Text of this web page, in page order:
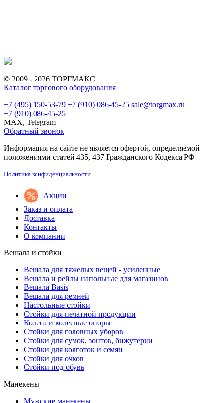
© 2009 - 2026 ТОРГМАКС.
Каталог торгового оборудования
+7 (495) 150-53-79 +7 (910) 086-45-25 sale@torgmax.ru
+7 (910) 086-45-25
MAX, Telegram
Обратный звонок
Информация на сайте не является офертой, определяемой
положениями статей 435, 437 Гражданского Кодекса РФ
Политика конфиденциальности
Акции
Заказ и оплата
Доставка
Контакты
О компании
Вешала и стойки
Вешала для тяжелых вещей - усиленные
Вешала и рейлы напольные для магазинов
Вешала Basis
Вешала для ремней
Настольные стойки
Стойки для печатной продукции
Колеса и колесные опоры
Стойки для головных уборов
Стойки для сумок, зонтов, бижутерии
Стойки для колготок и семян
Стойки для очков
Стойки под обувь
Манекены
Мужские манекены